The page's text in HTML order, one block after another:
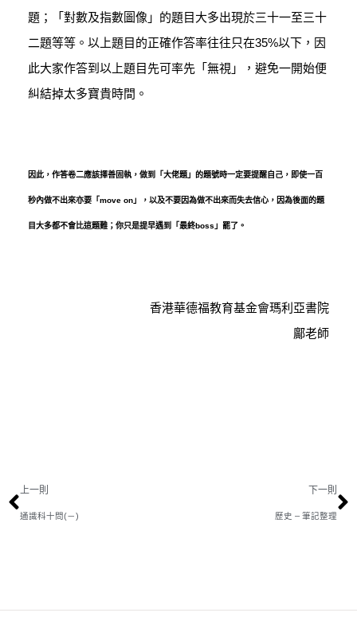
題；「對數及指數圖像」的題目大多出現於三十一至三十
二題等等。以上題目的正確作答率往往只在35%以下，因
此大家作答到以上題目先可率先「無視」，避免一開始便
糾結掉太多寶貴時間。
因此，作答卷二應該擇善固執，做到「大佬題」的題號時一定要提醒自己，即使一百
秒內做不出來亦要「move on」，以及不要因為做不出來而失去信心，因為後面的題
目大多都不會比這題難；你只是提早遇到「最終boss」罷了。
香港華德福教育基金會瑪利亞書院
鄺老師
上一則
通識科十問(－)
下一則
歷史 – 筆記整理